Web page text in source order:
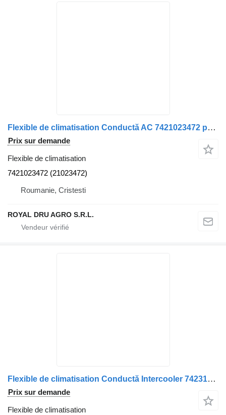
Flexible de climatisation Conductă AC 7421023472 pour camion Renault 7421023472
Prix sur demande
Flexible de climatisation
7421023472 (21023472)
Roumanie, Cristesti
ROYAL DRU AGRO S.R.L.
Flexible de climatisation Conductă Intercooler 7423132448 pour camion Renault 7423132448 (23132448)
Prix sur demande
Flexible de climatisation